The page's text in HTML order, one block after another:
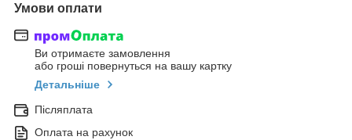
Умови оплати
Ви отримаєте замовлення
або гроші повернуться на вашу картку
Детальніше
Післяплата
Оплата на рахунок